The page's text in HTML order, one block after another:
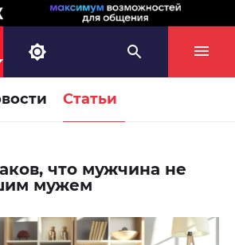
Статьи
что мужчина не
мужем